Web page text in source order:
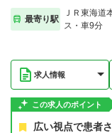
最寄り駅
ＪＲ東海道
ス・車9分
求人情報
この求人のポイント
広い視点で患者